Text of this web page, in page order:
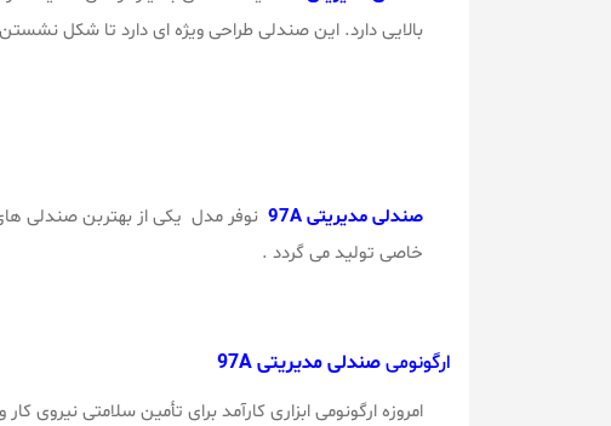
بالایی دارد. این صندلی طراحی ویژه ای دارد تا شکل
صندلیمدیریتی 97A
نوفر مدل یکی از بهتربن صندلی
خاصی تولید می گردد .
ارگونومیصندلی مدیریتی 97A
امروزه ارگونومی ابزاری کارآمد برای تأمین سلامتی نیروی